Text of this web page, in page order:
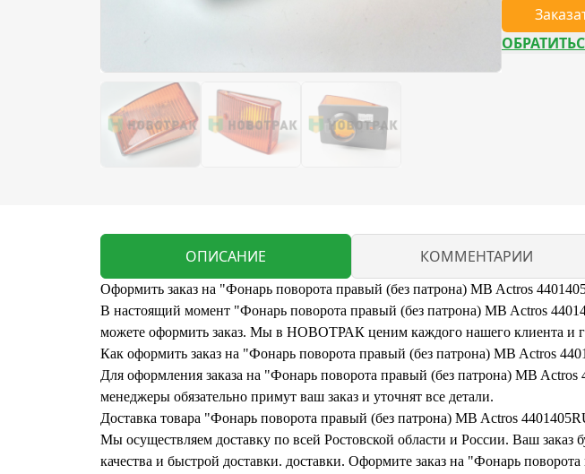
ОПИСАНИЕ КОММЕНТАРИИ
Оформить заказ на "Фонарь поворота правый (без патрона) MB Actros
В настоящий момент "Фонарь поворота правый (без патрона) MB Actros
можете оформить заказ. Мы в НОВОТРАК ценим каждого нашего клиента и
Как оформить заказ на "Фонарь поворота правый (без патрона) MB Actros
Для оформления заказа на "Фонарь поворота правый (без патрона) MB
менеджеры обязательно примут ваш заказ и уточнят все детали.
Доставка товара "Фонарь поворота правый (без патрона) MB Actros
Мы осуществляем доставку по всей Ростовской области и России. Ваш
качества и быстрой доставки. доставки. Оформите заказ на "Фонарь